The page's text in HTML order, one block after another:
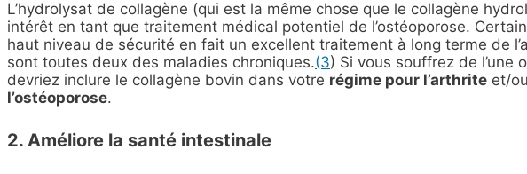
L’hydrolysat de collagène (qui est la même chose que le collagène
intérêt en tant que traitement médical potentiel de l’ostéoporose.
haut niveau de sécurité en fait un excellent traitement à long terme de
sont toutes deux des maladies chroniques.(3) Si vous souffrez de l’une
devriez inclure le collagène bovin dans votre régime pour l’arthrite et/
l’ostéoporose.
2. Améliore la santé intestinale